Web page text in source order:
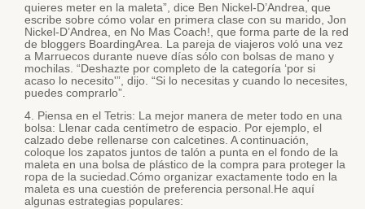
quieres meter en la maleta”, dice Ben Nickel-D’Andrea, que
escribe sobre cómo volar en primera clase con su marido, Jon
Nickel-D’Andrea, en No Mas Coach!, que forma parte de la red
de bloggers BoardingArea. La pareja de viajeros voló una vez
a Marruecos durante nueve días sólo con bolsas de mano y
mochilas. “Deshazte por completo de la categoría ‘por si
acaso lo necesito'”, dijo. “Si lo necesitas y cuando lo necesites,
puedes comprarlo”.
4. Piensa en el Tetris: La mejor manera de meter todo en una
bolsa: Llenar cada centímetro de espacio. Por ejemplo, el
calzado debe rellenarse con calcetines. A continuación,
coloque los zapatos juntos de talón a punta en el fondo de la
maleta en una bolsa de plástico de la compra para proteger la
ropa de la suciedad.Cómo organizar exactamente todo en la
maleta es una cuestión de preferencia personal.He aquí
algunas estrategias populares: